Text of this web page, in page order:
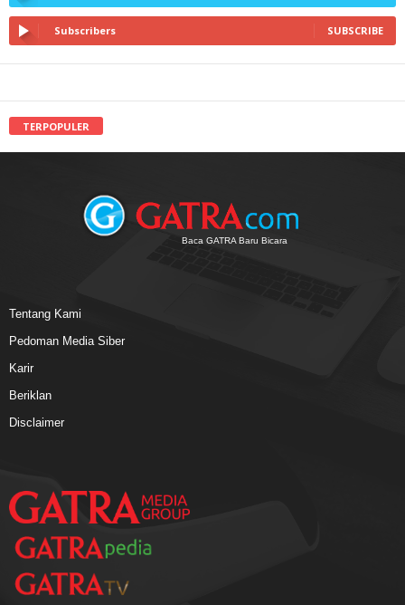
Subscribers SUBSCRIBE
TERPOPULER
Baca GATRA Baru Bicara
Tentang Kami
Pedoman Media Siber
Karir
Beriklan
Disclaimer